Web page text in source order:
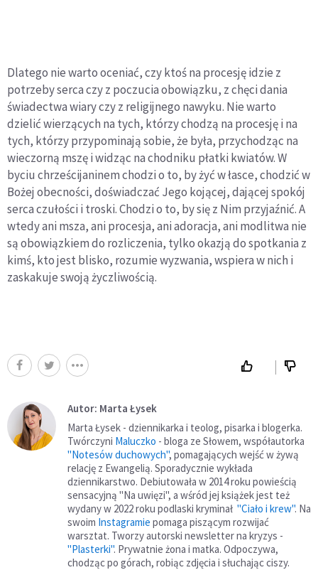
Dlatego nie warto oceniać, czy ktoś na procesję idzie z
potrzeby serca czy z poczucia obowiązku, z chęci dania
świadectwa wiary czy z religijnego nawyku. Nie warto
dzielić wierzących na tych, którzy chodzą na procesję i na
tych, którzy przypominają sobie, że była, przychodząc na
wieczorną mszę i widząc na chodniku płatki kwiatów. W
byciu chrześcijaninem chodzi o to, by żyć w łasce, chodzić w
Bożej obecności, doświadczać Jego kojącej, dającej spokój
serca czułości i troski. Chodzi o to, by się z Nim przyjaźnić. A
wtedy ani msza, ani procesja, ani adoracja, ani modlitwa nie
są obowiązkiem do rozliczenia, tylko okazją do spotkania z
kimś, kto jest blisko, rozumie wyzwania, wspiera w nich i
zaskakuje swoją życzliwością.
Autor: Marta Łysek
Marta Łysek - dziennikarka i teolog, pisarka i blogerka.
Twórczyni Maluczko - bloga ze Słowem, współautorka
"Notesów duchowych", pomagających wejść w żywą
relację z Ewangelią. Sporadycznie wykłada
dziennikarstwo. Debiutowała w 2014 roku powieścią
sensacyjną "Na uwięzi", a wśród jej książek jest też
wydany w 2022 roku podlaski kryminał "Ciało i krew". Na
swoim Instagramie pomaga piszącym rozwijać
warsztat. Tworzy autorski newsletter na kryzys -
"Plasterki". Prywatnie żona i matka. Odpoczywa,
chodząc po górach, robiąc zdjęcia i słuchając ciszy.